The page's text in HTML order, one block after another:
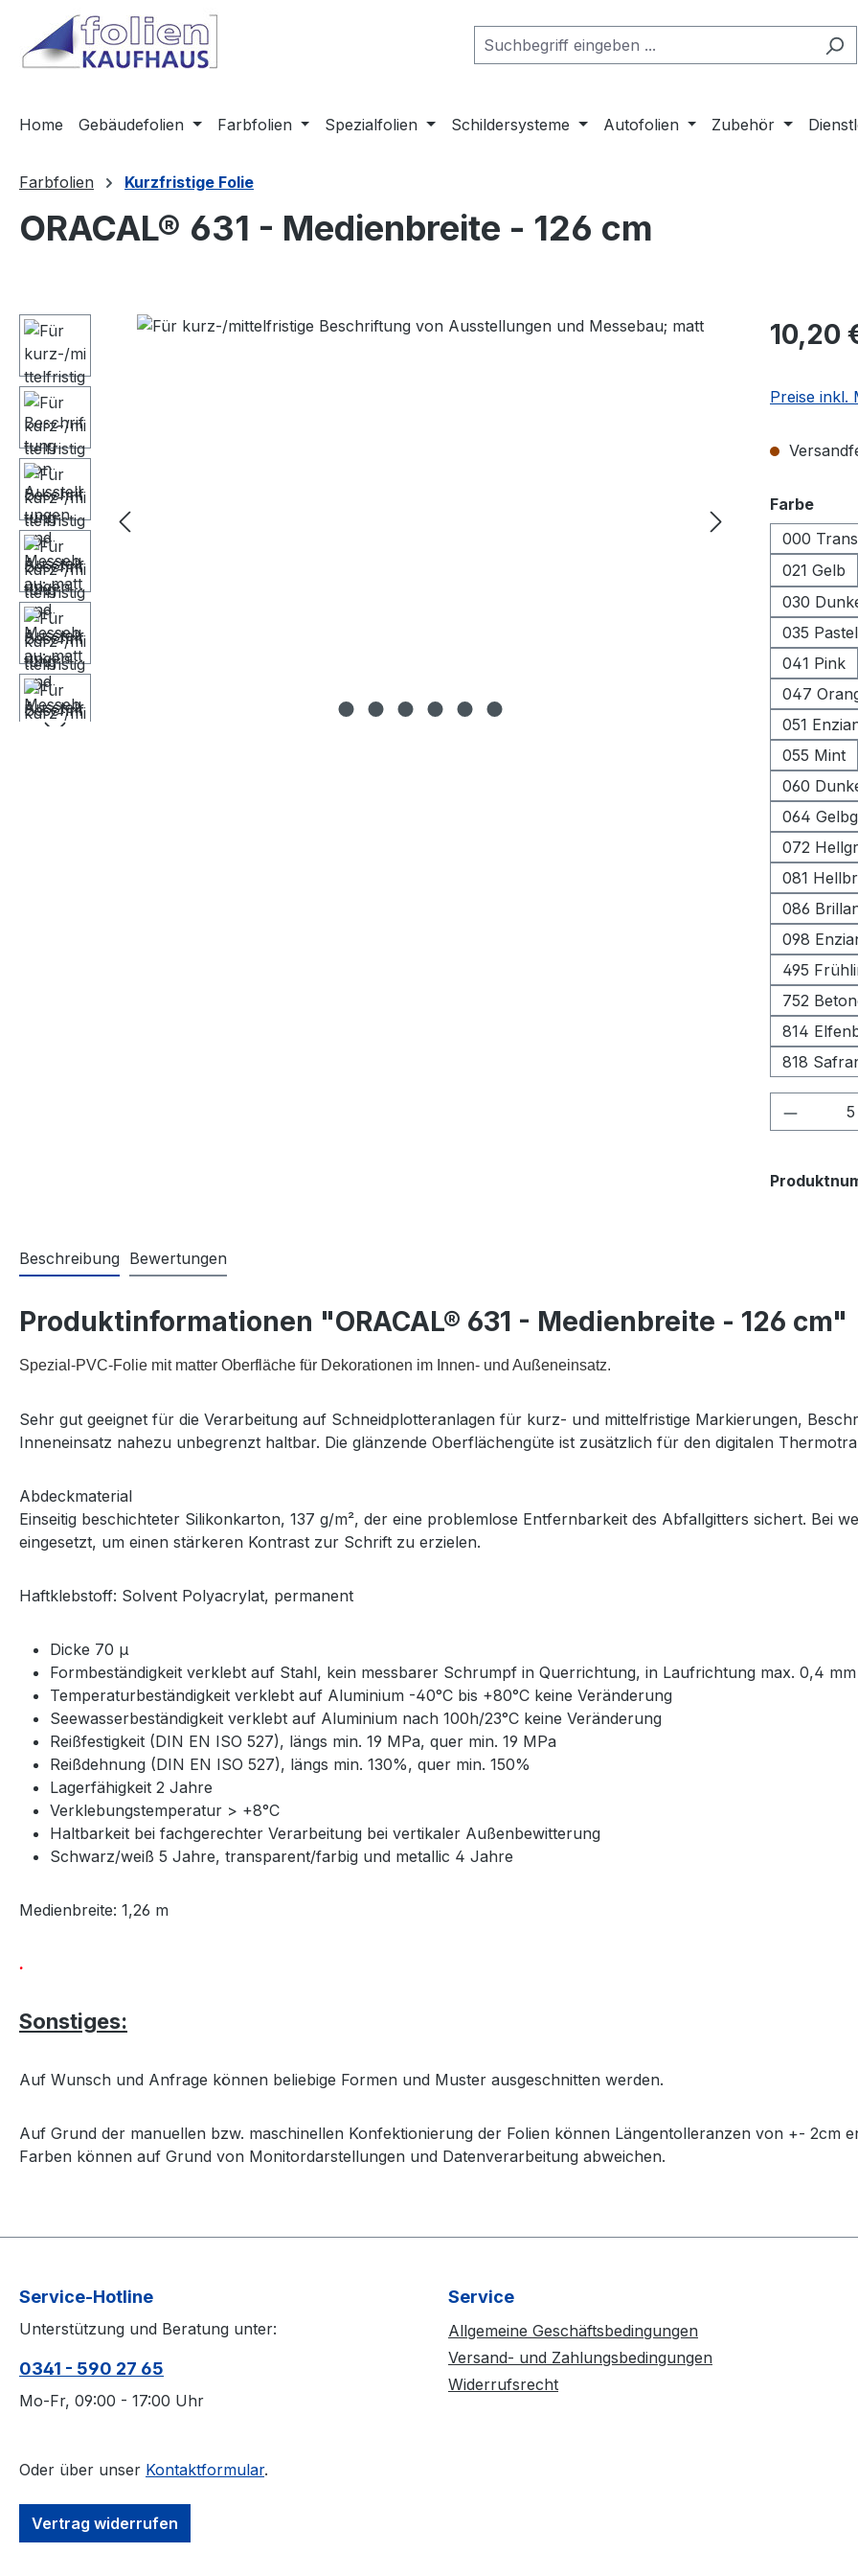
Hauptinhalt springen
Zur Suche springen
Zur Hauptnavigation springen
Home Gebäudefolien Farbfolien Spezialfolien Schildersysteme Autofolien Zubehör
Farbfolien Kurzfristige Folie
ORACAL® 631 - Medienbreite - 126 cm
Bildergalerie überspringen Regulärer
10,20
Preise inkl.
Farbe
000
021 Gelb
030
035
041 Pink
047
051
055 Mint
060
064
072
081
086
098
495
752
814
818
Beschreibung Bewertungen
Produktinformationen "ORACAL® 631 - Medienbreite - 126 cm"
Spezial-PVC-Folie mit matter Oberfläche für Dekorationen im Innen- und Außeneinsatz.
Sehr gut geeignet für die Verarbeitung auf Schneidplotteranlagen für kurz- und mittelfristige Markierungen,
Inneneinsatz nahezu unbegrenzt haltbar. Die glänzende Oberflächengüte ist zusätzlich für den digitalen
Abdeckmaterial
Einseitig beschichteter Silikonkarton, 137 g/m², der eine problemlose Entfernbarkeit des Abfallgitters sichert. Bei
eingesetzt, um einen stärkeren Kontrast zur Schrift zu erzielen.
Haftklebstoff: Solvent Polyacrylat, permanent
Dicke 70 µ
Formbeständigkeit verklebt auf Stahl, kein messbarer Schrumpf in Querrichtung, in Laufrichtung max. 0,4 mm
Temperaturbeständigkeit verklebt auf Aluminium -40°C bis +80°C keine Veränderung
Seewasserbeständigkeit verklebt auf Aluminium nach 100h/23°C keine Veränderung
Reißfestigkeit (DIN EN ISO 527), längs min. 19 MPa, quer min. 19 MPa
Reißdehnung (DIN EN ISO 527), längs min. 130%, quer min. 150%
Lagerfähigkeit 2 Jahre
Verklebungstemperatur > +8°C
Haltbarkeit bei fachgerechter Verarbeitung bei vertikaler Außenbewitterung
Schwarz/weiß 5 Jahre, transparent/farbig und metallic 4 Jahre
Medienbreite: 1,26 m
.
Sonstiges:
Auf Wunsch und Anfrage können beliebige Formen und Muster ausgeschnitten werden.
Auf Grund der manuellen bzw. maschinellen Konfektionierung der Folien können Längentolleranzen von +- 2cm
Farben können auf Grund von Monitordarstellungen und Datenverarbeitung abweichen.
Service-Hotline
Unterstützung und Beratung unter:
0341 - 590 27 65
Mo-Fr, 09:00 - 17:00 Uhr
Oder über unser Kontaktformular.
Vertrag widerrufen
Service
Allgemeine Geschäftsbedingungen
Versand- und Zahlungsbedingungen
Widerrufsrecht